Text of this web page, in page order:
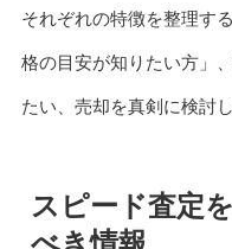
それぞれの特徴を整理す
格の目安が知りたい方」
たい、売却を真剣に検討
スピード査定
べき情報